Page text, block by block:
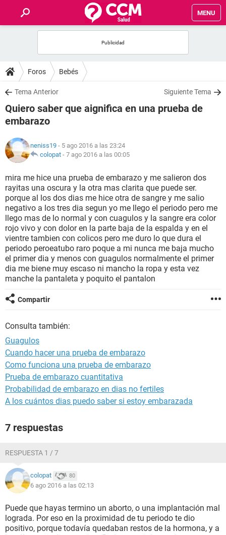
MENU
FOROS
SALUD
FAMILIA
NUTRICIÓN
SEXUALIDAD
GLOSARIO
Foros Bebés
Tema Anterior Siguiente Tema
Quiero saber que aignifica en una prueba de
embarazo
neniss19 - 5 ago 2016 a las 23:24
colopat - 7 ago 2016 a las 00:05
mira me hice una prueba de embarazo y me salieron dos
rayitas una oscura y la otra mas clarita que puede ser.
porque al los dos dias me hice otra de sangre y me salio
negativo a los tres dia segun yo me llego el periodo pero me
llego mas de lo normal y con cuagulos y la sangre era color
rojo vivo y con dolor en la parte baja de la espalda y en el
vientre tambien con colicos pero me duro lo que dura el
periodo peroeatubo raro poque a mi nunca me baja mucho
el primer dia y menos con guagulos normalmente el primer
dia me biene muy escaso ni mancho la ropa y esta vez
manche la pantaleta y poquito el pantalon
Compartir
Consulta también:
Guagulos
Cuando hacer una prueba de embarazo
Como funciona una prueba de embarazo
Prueba de embarazo cuantitativa
Probabilidad de embarazo en dias no fertiles
A los cuántos dias puedo saber si estoy embarazada
7 respuestas
RESPUESTA 1 / 7
colopat 80
6 ago 2016 a las 02:13
Puede que hayas termino un aborto, o una implantación mal
lograda. Por eso en la proximidad de tu periodo te dio
positivo, porque todavía quedaban restos de la hormona, y a